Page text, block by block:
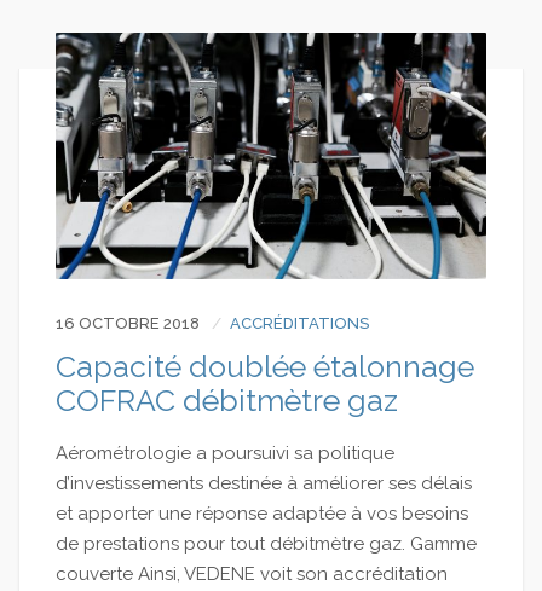
16 OCTOBRE 2018 ACCRÉDITATIONS
Capacité doublée étalonnage
COFRAC débitmètre gaz
Aérométrologie a poursuivi sa politique
d’investissements destinée à améliorer ses délais
et apporter une réponse adaptée à vos besoins
de prestations pour tout débitmètre gaz. Gamme
couverte Ainsi, VEDENE voit son accréditation